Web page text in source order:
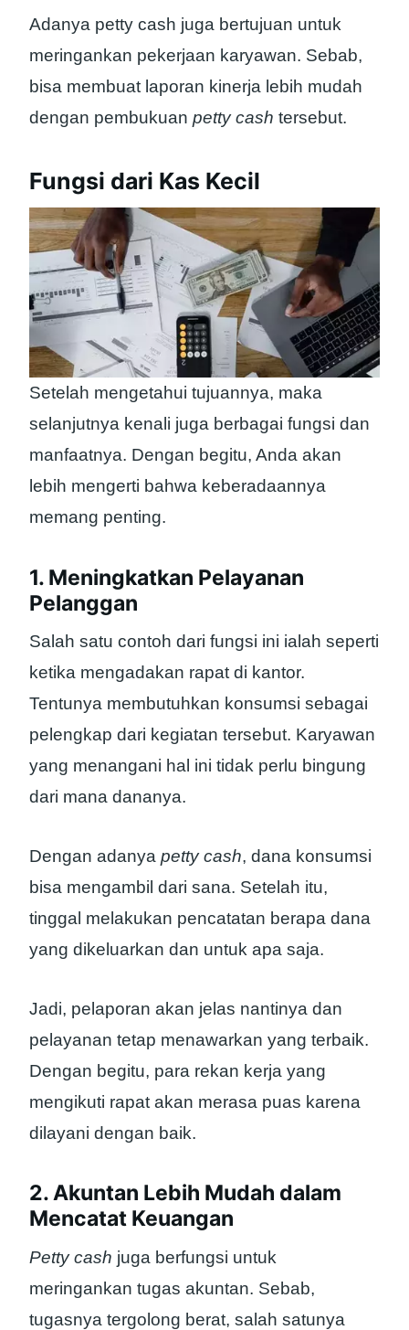
Adanya petty cash juga bertujuan untuk
meringankan pekerjaan karyawan. Sebab,
bisa membuat laporan kinerja lebih mudah
dengan pembukuan petty cash tersebut.
Fungsi dari Kas Kecil
Setelah mengetahui tujuannya, maka
selanjutnya kenali juga berbagai fungsi dan
manfaatnya. Dengan begitu, Anda akan
lebih mengerti bahwa keberadaannya
memang penting.
1. Meningkatkan Pelayanan
Pelanggan
Salah satu contoh dari fungsi ini ialah seperti
ketika mengadakan rapat di kantor.
Tentunya membutuhkan konsumsi sebagai
pelengkap dari kegiatan tersebut. Karyawan
yang menangani hal ini tidak perlu bingung
dari mana dananya.
Dengan adanya petty cash, dana konsumsi
bisa mengambil dari sana. Setelah itu,
tinggal melakukan pencatatan berapa dana
yang dikeluarkan dan untuk apa saja.
Jadi, pelaporan akan jelas nantinya dan
pelayanan tetap menawarkan yang terbaik.
Dengan begitu, para rekan kerja yang
mengikuti rapat akan merasa puas karena
dilayani dengan baik.
2. Akuntan Lebih Mudah dalam
Mencatat Keuangan
Petty cash juga berfungsi untuk
meringankan tugas akuntan. Sebab,
tugasnya tergolong berat, salah satunya